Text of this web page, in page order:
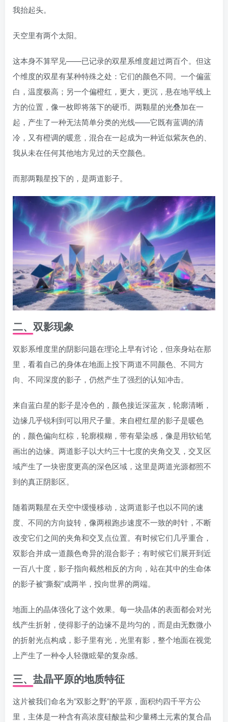
我抬起头。
天空里有两个太阳。
这本身不算罕见——已记录的双星系维度超过两百个。但这
个维度的双星有某种特殊之处：它们的颜色不同。一个偏蓝
白，温度极高；另一个偏橙红，更大，更沉，悬在地平线上
方的位置，像一枚即将落下的硬币。两颗星的光叠加在一
起，产生了一种无法简单分类的光线——它既有蓝调的清
冷，又有橙调的暖意，混合在一起成为一种近似紫灰色的、
我从未在任何其他地方见过的天空颜色。
而那两颗星投下的，是两道影子。
二、双影现象
双影系维度里的阴影问题在理论上早有讨论，但亲身站在那
里，看着自己的身体在地面上投下两道不同颜色、不同方
向、不同深度的影子，仍然产生了强烈的认知冲击。
来自蓝白星的影子是冷色的，颜色接近深蓝灰，轮廓清晰，
边缘几乎锐利到可以用尺子量。来自橙红星的影子是暖色
的，颜色偏向红棕，轮廓模糊，带有晕染感，像是用软铅笔
画出的边缘。两道影子以大约三十七度的夹角交叉，交叉区
域产生了一块密度更高的深色区域，这里是两道光源都照不
到的真正阴影区。
随着两颗星在天空中缓慢移动，这两道影子也以不同的速
度、不同的方向旋转，像两根跑步速度不一致的时针，不断
改变它们之间的夹角和交叉点位置。有时候它们几乎重合，
双影合并成一道颜色奇异的混合影子；有时候它们展开到近
一百八十度，影子指向截然相反的方向，站在其中的生命体
的影子被”撕裂”成两半，投向世界的两端。
地面上的晶体强化了这个效果。每一块晶体的表面都会对光
线产生折射，使得影子的边缘不是均匀的，而是由无数微小
的折射光点构成，影子里有光，光里有影，整个地面在视觉
上产生了一种令人轻微眩晕的复杂感。
三、盐晶平原的地质特征
这片被我们命名为”双影之野”的平原，面积约四千平方公
里，主体是一种含有高浓度硅酸盐和少量稀土元素的复合晶